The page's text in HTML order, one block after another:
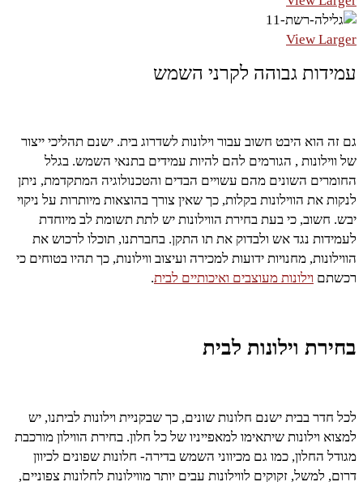
View Larger
עמידות גבוהה לקרני השמש
גם זה הוא היבט חשוב עבור וילונות לשדרוג בית. ישנם תהליכי ייצור
של ווילונות , הגורמים להם להיות עמידים בתנאי השמש. בגלל
החומרים השונים מהם עשויים הבדים והטכנולוגיה המתקדמת, ניתן
לנקות את הווילונות בקלות, כך שאין צורך בהוצאות מיותרות על ניקוי
יבש. חשוב, כי בעת בחירת הווילונות יש לתת תשומת לב מיוחדת
לעמידות נגד אש ולבדוק את תו התקן. בחברתנו, תוכלו לרכוש את
הווילונות, מחנויות ידועות למכירה ועיצוב ווילונות, כך תהיו בטוחים כי
רכשתם וילונות מעוצבים ואיכותיים לבית.
בחירת וילונות לבית
לכל חדר בבית ישנם חלונות שונים, כך שבקניית וילונות לביתנו, יש
למצוא וילונות שיתאימו למאפייניו של כל חלון. בחירת הווילון מורכבת
מגודל החלון, כמו גם מכיווני השמש בדירה- חלונות שפונים לכיוון
דרום, למשל, זקוקים לווילונות עבים יותר מווילונות לחלונות צפוניים,